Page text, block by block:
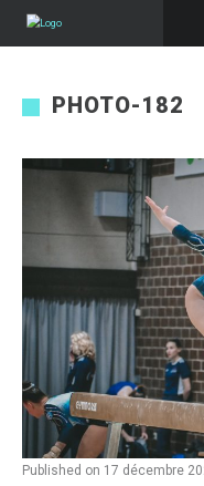
PHOTO-182
Published on 17 décembre